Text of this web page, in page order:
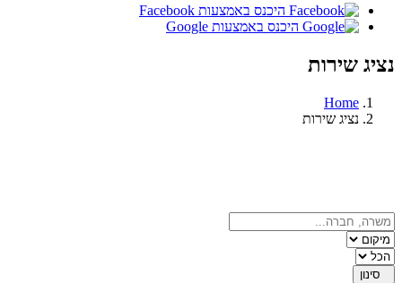
היכנס באמצעות Facebook
היכנס באמצעות Google
נציג שירות
Home
נציג שירות
סינון